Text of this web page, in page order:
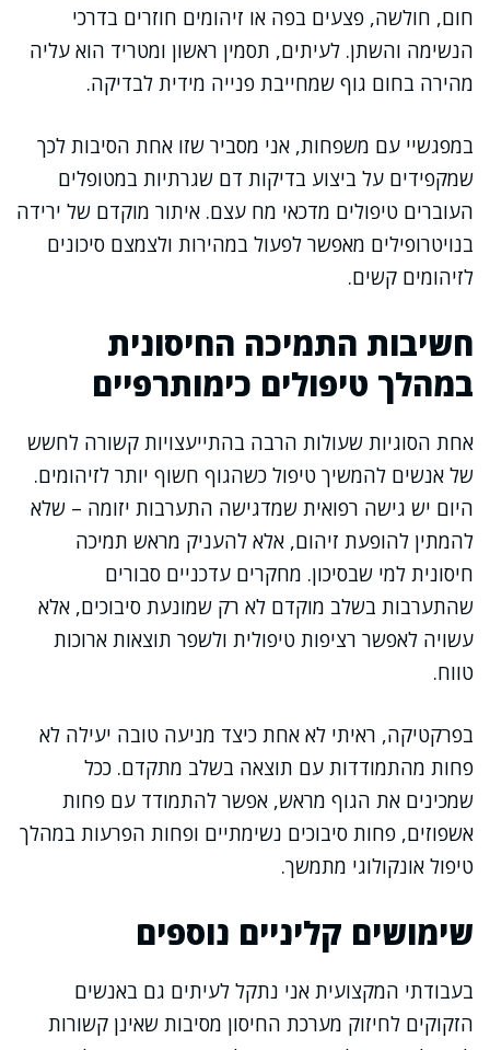
חום, חולשה, פצעים בפה או זיהומים חוזרים בדרכי
הנשימה והשתן. לעיתים, תסמין ראשון ומטריד הוא עליה
מהירה בחום גוף שמחייבת פנייה מידית לבדיקה.
במפגשיי עם משפחות, אני מסביר שזו אחת הסיבות לכך
שמקפידים על ביצוע בדיקות דם שגרתיות במטופלים
העוברים טיפולים מדכאי מח עצם. איתור מוקדם של ירידה
בנויטרופילים מאפשר לפעול במהירות ולצמצם סיכונים
לזיהומים קשים.
חשיבות התמיכה החיסונית
במהלך טיפולים כימותרפיים
אחת הסוגיות שעולות הרבה בהתייעצויות קשורה לחשש
של אנשים להמשיך טיפול כשהגוף חשוף יותר לזיהומים.
היום יש גישה רפואית שמדגישה התערבות יזומה – שלא
להמתין להופעת זיהום, אלא להעניק מראש תמיכה
חיסונית למי שבסיכון. מחקרים עדכניים סבורים
שהתערבות בשלב מוקדם לא רק שמונעת סיבוכים, אלא
עשויה לאפשר רציפות טיפולית ולשפר תוצאות ארוכות
טווח.
בפרקטיקה, ראיתי לא אחת כיצד מניעה טובה יעילה לא
פחות מהתמודדות עם תוצאה בשלב מתקדם. ככל
שמכינים את הגוף מראש, אפשר להתמודד עם פחות
אשפוזים, פחות סיבוכים נשימתיים ופחות הפרעות במהלך
טיפול אונקולוגי מתמשך.
שימושים קליניים נוספים
בעבודתי המקצועית אני נתקל לעיתים גם באנשים
הזקוקים לחיזוק מערכת החיסון מסיבות שאינן קשורות